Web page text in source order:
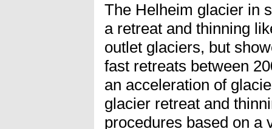
The Helheim glacier in
a retreat and thinning
outlet glaciers, but
fast retreats between
an acceleration of
glacier retreat and
procedures based on a